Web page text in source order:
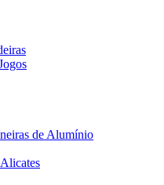
de Alumínio